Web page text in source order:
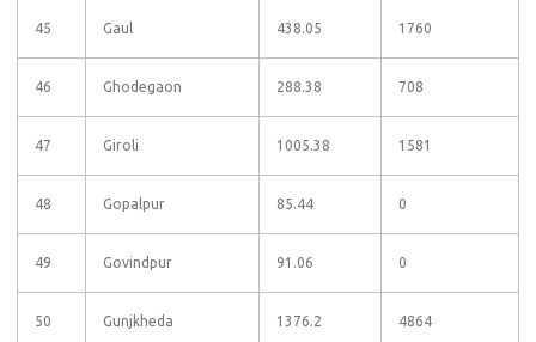
45 Gaul 438.05 1760
46 Ghodegaon 288.38 708
47 Giroli 1005.38 1581
48 Gopalpur 85.44 0
49 Govindpur 91.06 0
50 Gunjkheda 1376.2 4864